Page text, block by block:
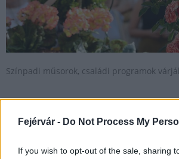
Fejérvár - Do Not Process My
If you wish to opt-out of the sale, sharing
Színpadi műsorok, családi programok
Újra virágpompa díszíti
Székesfehérváron is kezdetét vette a négy